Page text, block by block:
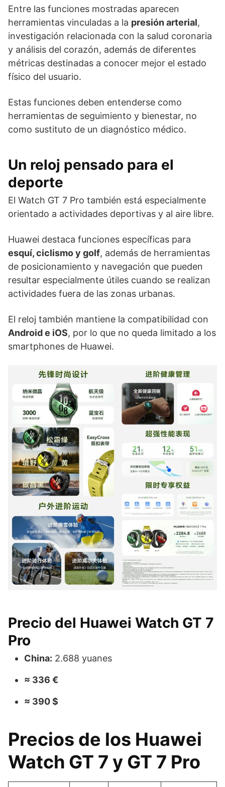
Entre las funciones mostradas aparecen
herramientas vinculadas a la presión arterial,
investigación relacionada con la salud coronaria
y análisis del corazón, además de diferentes
métricas destinadas a conocer mejor el estado
físico del usuario.
Estas funciones deben entenderse como
herramientas de seguimiento y bienestar, no
como sustituto de un diagnóstico médico.
Un reloj pensado para el
deporte
El Watch GT 7 Pro también está especialmente
orientado a actividades deportivas y al aire libre.
Huawei destaca funciones específicas para
esquí, ciclismo y golf, además de herramientas
de posicionamiento y navegación que pueden
resultar especialmente útiles cuando se realizan
actividades fuera de las zonas urbanas.
El reloj también mantiene la compatibilidad con
Android e iOS, por lo que no queda limitado a los
smartphones de Huawei.
Precio del Huawei Watch GT 7
Pro
China: 2.688 yuanes
≈ 336 €
≈ 390 $
Precios de los Huawei
Watch GT 7 y GT 7 Pro